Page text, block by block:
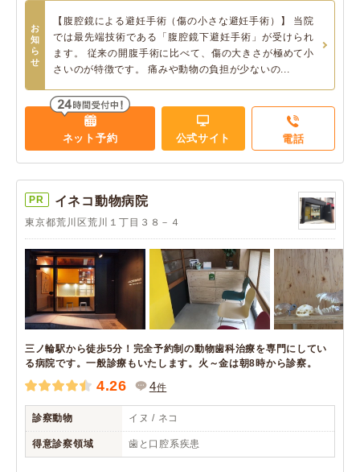
お
知
ら
せ
【腹腔鏡による避妊手術（傷の小さな避妊手術）】 当院
では最先端技術である「腹腔鏡下避妊手術」が受けられ
ます。 従来の開腹手術に比べて、傷の大きさが極めて小
さいのが特徴です。 痛みや動物の負担が少ないの...
ネット予約 公式サイト 電話
PR イネコ動物病院
東京都荒川区荒川１丁目３８－４
三ノ輪駅から徒歩5分！完全予約制の動物歯科治療を専門にしてい
る病院です。一般診療もいたします。火～金は朝8時から診察。
4.26 4件
診察動物 イヌ / ネコ
得意診察領域 歯と口腔系疾患